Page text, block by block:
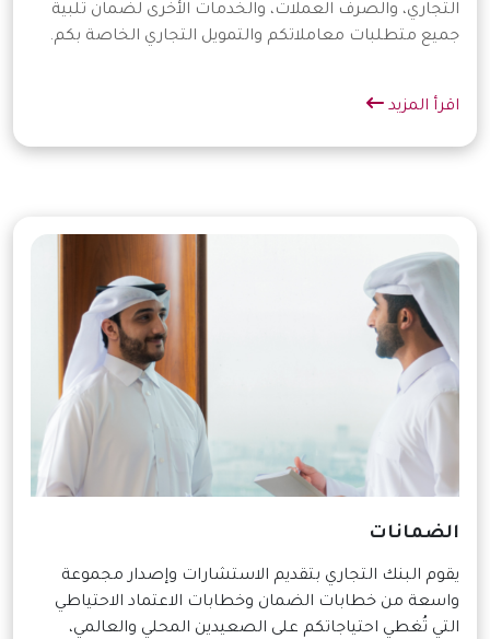
التجاري، والصرف العملات، والخدمات الأخرى لضمان تلبية
جميع متطلبات معاملاتكم والتمويل التجاري الخاصة بكم.
اقرأ المزيد
الضمانات
يقوم البنك التجاري بتقديم الاستشارات وإصدار مجموعة
واسعة من خطابات الضمان وخطابات الاعتماد الاحتياطي
التي تُغطي احتياجاتكم على الصعيدين المحلي والعالمي،